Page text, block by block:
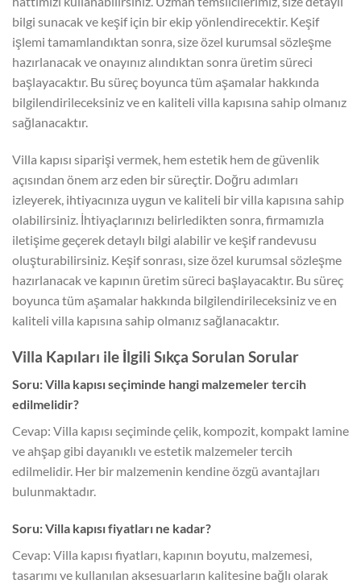
bilgi sunacak ve keşif için bir ekip yönlendirecektir. Keşif
işlemi tamamlandıktan sonra, size özel kurumsal sözleşme
hazırlanacak ve onayınız alındıktan sonra üretim süreci
başlayacaktır. Bu süreç boyunca tüm aşamalar hakkında
bilgilendirileceksiniz ve en kaliteli villa kapısına sahip olmanız
sağlanacaktır.
Villa kapısı siparişi vermek, hem estetik hem de güvenlik
açısından önem arz eden bir süreçtir. Doğru adımları
izleyerek, ihtiyacınıza uygun ve kaliteli bir villa kapısına sahip
olabilirsiniz. İhtiyaçlarınızı belirledikten sonra, firmamızla
iletişime geçerek detaylı bilgi alabilir ve keşif randevusu
oluşturabilirsiniz. Keşif sonrası, size özel kurumsal sözleşme
hazırlanacak ve kapının üretim süreci başlayacaktır. Bu süreç
boyunca tüm aşamalar hakkında bilgilendirileceksiniz ve en
kaliteli villa kapısına sahip olmanız sağlanacaktır.
Villa Kapıları ile İlgili Sıkça Sorulan Sorular
Soru: Villa kapısı seçiminde hangi malzemeler tercih
edilmelidir?
Cevap: Villa kapısı seçiminde çelik, kompozit, kompakt lamine
ve ahşap gibi dayanıklı ve estetik malzemeler tercih
edilmelidir. Her bir malzemenin kendine özgü avantajları
bulunmaktadır.
Soru: Villa kapısı fiyatları ne kadar?
Cevap: Villa kapısı fiyatları, kapının boyutu, malzemesi,
tasarımı ve kullanılan aksesuarların kalitesine bağlı olarak